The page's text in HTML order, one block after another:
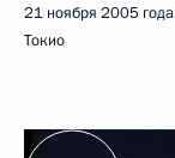
21 ноября 2005 года
Токио